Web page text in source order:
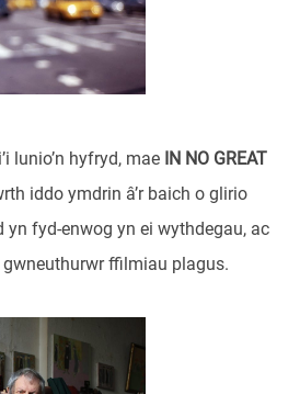
lunio’n hyfryd, mae IN NO GREAT
iddo ymdrin â’r baich o glirio
yn fyd-enwog yn ei wythdegau, ac
ffilmiau plagus.